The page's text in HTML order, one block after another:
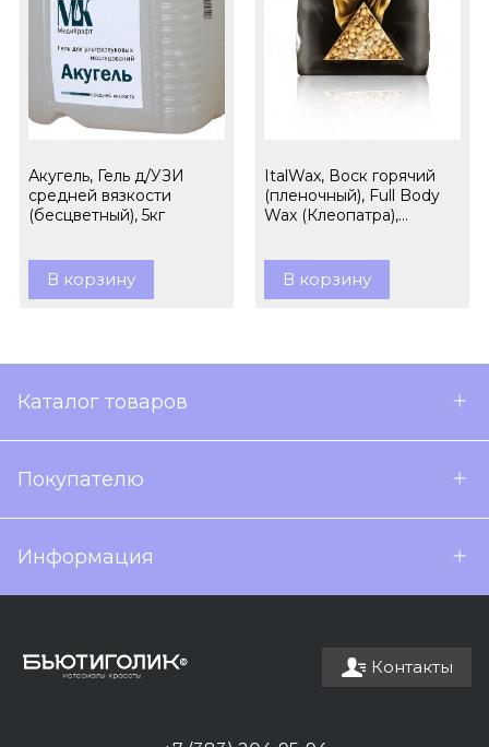
Акугель, Гель д/УЗИ
средней вязкости
(бесцветный), 5кг
В корзину
ItalWax, Воск горячий
(пленочный), Full Body
Wax (Клеопатра),
В корзину
Каталог товаров
Покупателю
Информация
Контакты